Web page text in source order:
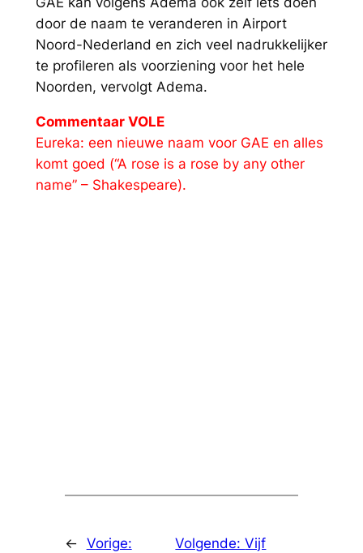
door de naam te veranderen in Airport
Noord-Nederland en zich veel nadrukkelijker
te profileren als voorziening voor het hele
Noorden, vervolgt Adema.
Commentaar VOLE
Eureka: een nieuwe naam voor GAE en alles
komt goed (“A rose is a rose by any other
name” – Shakespeare).
← Vorige:
Volgende:Vijf